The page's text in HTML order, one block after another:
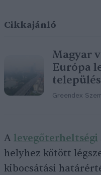
Cikkajánló
Magyar
Európa
Greendex
A levegőterheltségi
helyhez kötött
kibocsátási